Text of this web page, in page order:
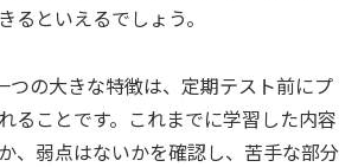
るといえるでしょう。
つの大きな特徴は、定期テスト前にプ
ることです。これまでに学習した内容
、弱点はないかを確認し、苦手な部分